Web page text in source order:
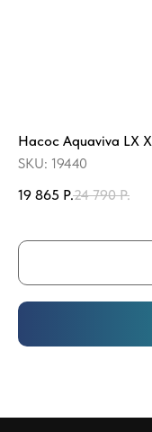
Насос Aquaviva LX
SKU: 19440
19 865 Р.24 790 Р.